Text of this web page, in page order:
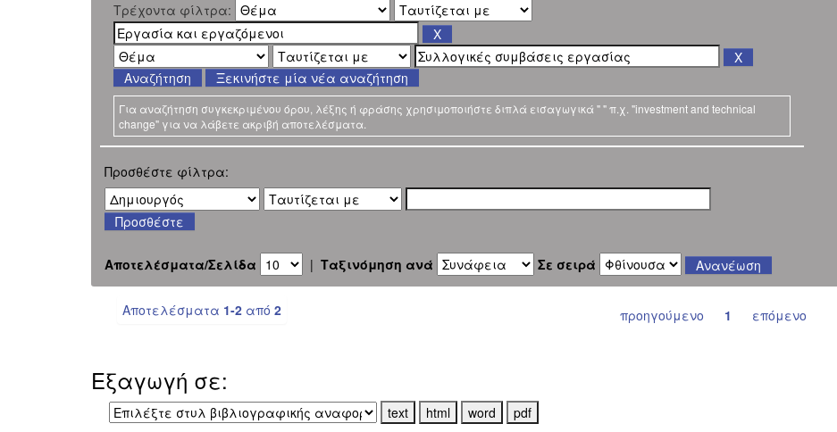
Τρέχοντα φίλτρα:
Ξεκινήστε μία νέα αναζήτηση
Για αναζήτηση συγκεκριμένου όρου, λέξης ή φράσης χρησιμοποιήστε διπλά εισαγωγικά " " π.χ. "investment and technical
change" για να λάβετε ακριβή αποτελέσματα.
Προσθέστε φίλτρα:
Αποτελέσματα/Σελίδα | Ταξινόμηση ανά Σε σειρά
Αποτελέσματα 1-2 από 2 προηγούμενο 1 επόμενο
Εξαγωγή σε: